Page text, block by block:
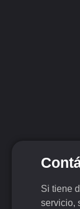
Si tiene
servicio,